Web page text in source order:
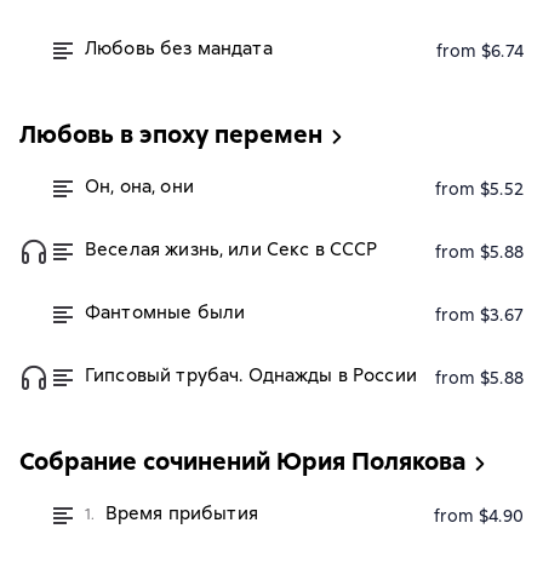
Любовь без мандата from $6.74
Любовь в эпоху перемен
Он, она, они from $5.52
Веселая жизнь, или Секс в СССР from $5.88
Фантомные были from $3.67
Гипсовый трубач. Однажды в России from $5.88
Собрание сочинений Юрия Полякова
1. Время прибытия from $4.90